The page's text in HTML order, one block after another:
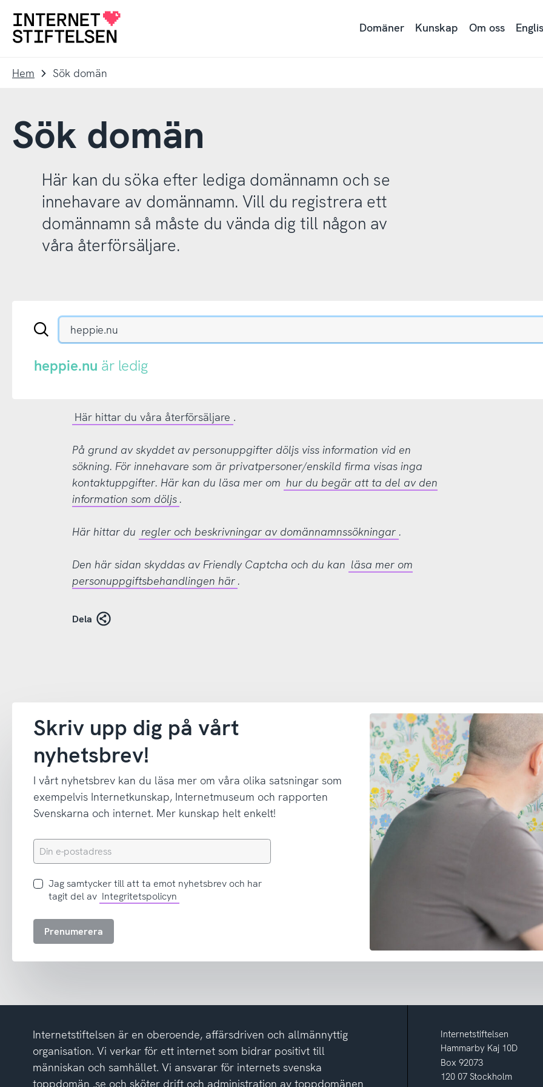
navigering
innehåll
Till
Domäner Kunskap Om oss
Hem Sök domän
Sök domän
Här kan du söka efter lediga domännamn och se
innehavare av domännamn. Vill du registrera ett
domännamn så måste du vända dig till någon av
våra återförsäljare.
Sök
.se-
eller
.nu-
heppie.nu är ledig
Här hittar du våra återförsäljare .
På grund av skyddet av personuppgifter döljs viss information vid en
sökning. För innehavare som är privatpersoner/enskild firma visas inga
kontaktuppgifter. Här kan du läsa mer om hur du begär att ta del av den
information som döljs .
Här hittar du regler och beskrivningar av domännamnssökningar .
Den här sidan skyddas av Friendly Captcha och du kan läsa mer om
personuppgiftsbehandlingen här .
Dela
Skriv upp dig på vårt
nyhetsbrev!
I vårt nyhetsbrev kan du läsa mer om våra olika satsningar som
exempelvis Internetkunskap, Internetmuseum och rapporten
Svenskarna och internet. Mer kunskap helt enkelt!
Din
e-
Jag
samtycker
att
nyhetsbrev
tagit
av
integritetspolicyn
Jag samtycker till att ta emot nyhetsbrev och har
tagit del av Integritetspolicyn
Prenumerera
Internetstiftelsen är en oberoende, affärsdriven och allmännyttig
organisation. Vi verkar för ett internet som bidrar positivt till
människan och samhället. Vi ansvarar för internets svenska
toppdomän .se och sköter drift och administration av toppdomänen
Internetstiftelsen
Hammarby Kaj 10D
Box 92073
120 07 Stockholm